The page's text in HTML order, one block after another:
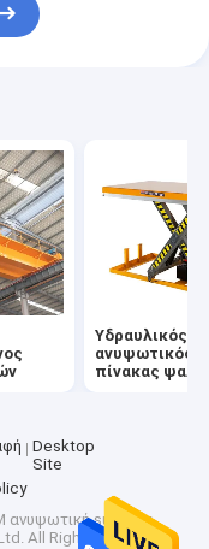
Υδραυλικός
ανυψωτικός
πίνακας
Desktop
Site
ανυψωτική supplier.
All Rights Reserved.